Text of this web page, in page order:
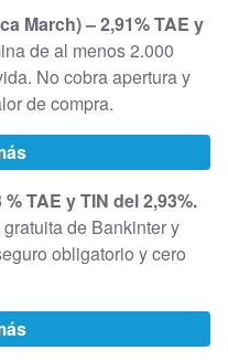
March) – 2,91% TAE y
de al menos 2.000
No cobra apertura y
de compra.
TAE y TIN del 2,93%.
de Bankinter y
obligatorio y cero